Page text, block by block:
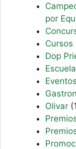
por
Cursos
Dop
Eventos
Olivar